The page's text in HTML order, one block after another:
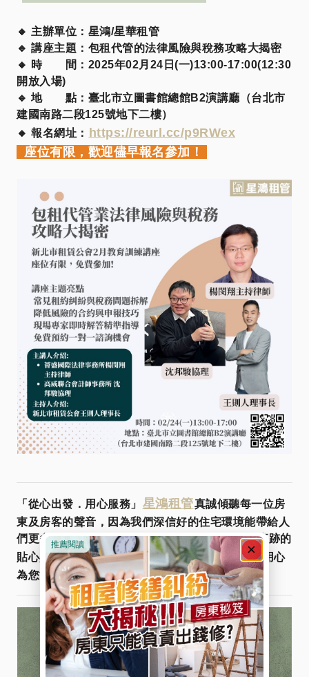
🔸 主辦單位：星鴻/星華租管
🔹 講座主題：包租代管的法律風險與稅務攻略大揭密
🔸 時 間：2025年02月24日(一)13:00-17:00(12:30
開放入場)
🔹 地 點：臺北市立圖書館總館B2演講廳（台北市
建國南路二段125號地下二樓）
🔸 報名網址：
https://reurl.cc/p9RWex
座位有限，歡迎儘早報名參加！
「從心出發．用心服務」 星鴻租管真誠傾聽每一位房
東及房客的聲音，因為我們深信好的住宅環境能帶給人
們更多的幸福感，服務不是SOP，而是對您不著痕跡的
貼心與用心。快加入Line@諮詢更多資訊，星鴻用心
為您管好宅，找好宅！